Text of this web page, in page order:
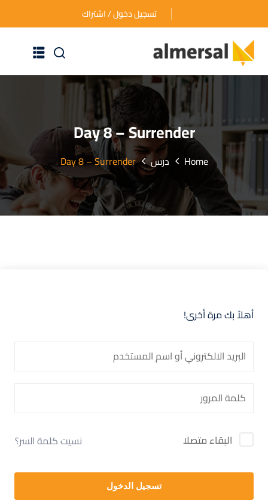
تسجيل دخول / اشتراك
الرئيسية
عن الأكاديمية
دوراتنا التدريبية
الأسئلة المتكررة
اتصل بنا
Day 8 – Surrender
Home درس Day 8 – Surrender
أهلاً بك مرة أخرى!
البقاء متصلا نسيت كلمة السر؟
تسجيل الدخول